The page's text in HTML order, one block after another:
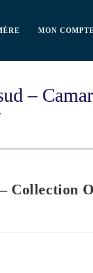
MON
–
Collection